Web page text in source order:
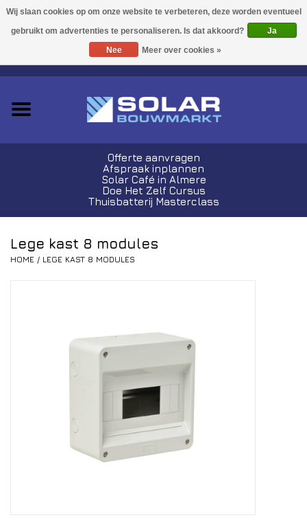
0 Artikelen - €0,00
Acties!
Kabels en Stekkers
Offerte aanvragen
Afspraak inplannen
Solar Café in Almere
Doe Het Zelf Cursus
Thuisbatterij Masterclass
Lege kast 8 modules
HOME / LEGE KAST 8 MODULES
Ja
Nee
Meer over cookies »